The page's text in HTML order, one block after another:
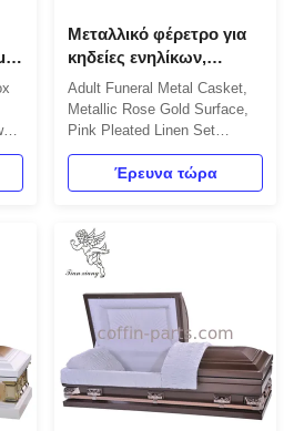
Μεταλλικό φέρετρο για
κηδείες ενηλίκων,
μεταλλική επιφάνεια ροζ
χρυσού, ροζ πλεοειδές
σετ λινών
Adult Funeral Metal Casket,
Metallic Rose Gold Surface,
Pink Pleated Linen Set
Product Overview The TX
Metal Casket is an iron burial
vault specifically designed for
metal handles for easy
transport and customizable
interior options and colors,
this burial case offers ...
Έρευνα τώρα